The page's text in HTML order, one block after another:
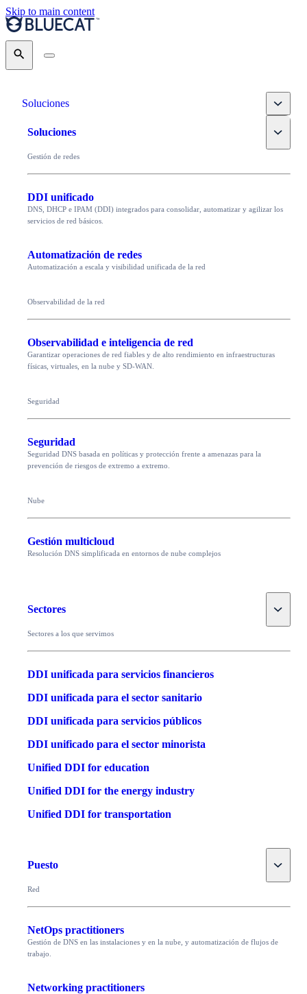
Skip to main content
Search
Soluciones Toggle
Soluciones Toggle
Gestión de redes
DDI unificado
DNS, DHCP e IPAM (DDI) integrados para consolidar, automatizar y agilizar los
servicios de red básicos.
Automatización de redes
Automatización a escala y visibilidad unificada de la red
Observabilidad de la red
Observabilidad e inteligencia de red
Garantizar operaciones de red fiables y de alto rendimiento en infraestructuras
físicas, virtuales, en la nube y SD-WAN.
Seguridad
Seguridad
Seguridad DNS basada en políticas y protección frente a amenazas para la
prevención de riesgos de extremo a extremo.
Nube
Gestión multicloud
Resolución DNS simplificada en entornos de nube complejos
Sectores Toggle
Sectores a los que servimos
DDI unificada para servicios financieros
DDI unificada para el sector sanitario
DDI unificada para servicios públicos
DDI unificado para el sector minorista
Unified DDI for education
Unified DDI for the energy industry
Unified DDI for transportation
Puesto Toggle
Red
NetOps practitioners
Gestión de DNS en las instalaciones y en la nube, y automatización de flujos de
trabajo.
Networking practitioners